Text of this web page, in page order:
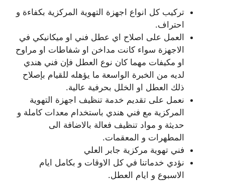
تركيب كل انواع اجهزة التهوية المركزية بكفاءة و
احتراف.
العمل على اصلاح اي عطل فني او ميكانيكي في
الاجهزة سواء كانت مداخن او شفاطات او مراوح
او مكيفات مهما كان نوع العطل فإن فني هندي
لديه من الخبرة الواسعة ما يؤهله للقيام بإصلاح
ذلك العطل او الخلل بحرفية عالية.
نعمل على تقديم خدمة تنظيف اجهزة التهوية
المركزية مع فني هندي باستخدام معدات كاملة و
حديثة و مواد تنظيف فعالة بالاضافة الى
المطهرات و المعقمات.
فني تهوية مركزية جابر العلي
نؤدي خدماتنا في كل الاوقات و بكامل ايام
الاسبوع و ايام العطل.